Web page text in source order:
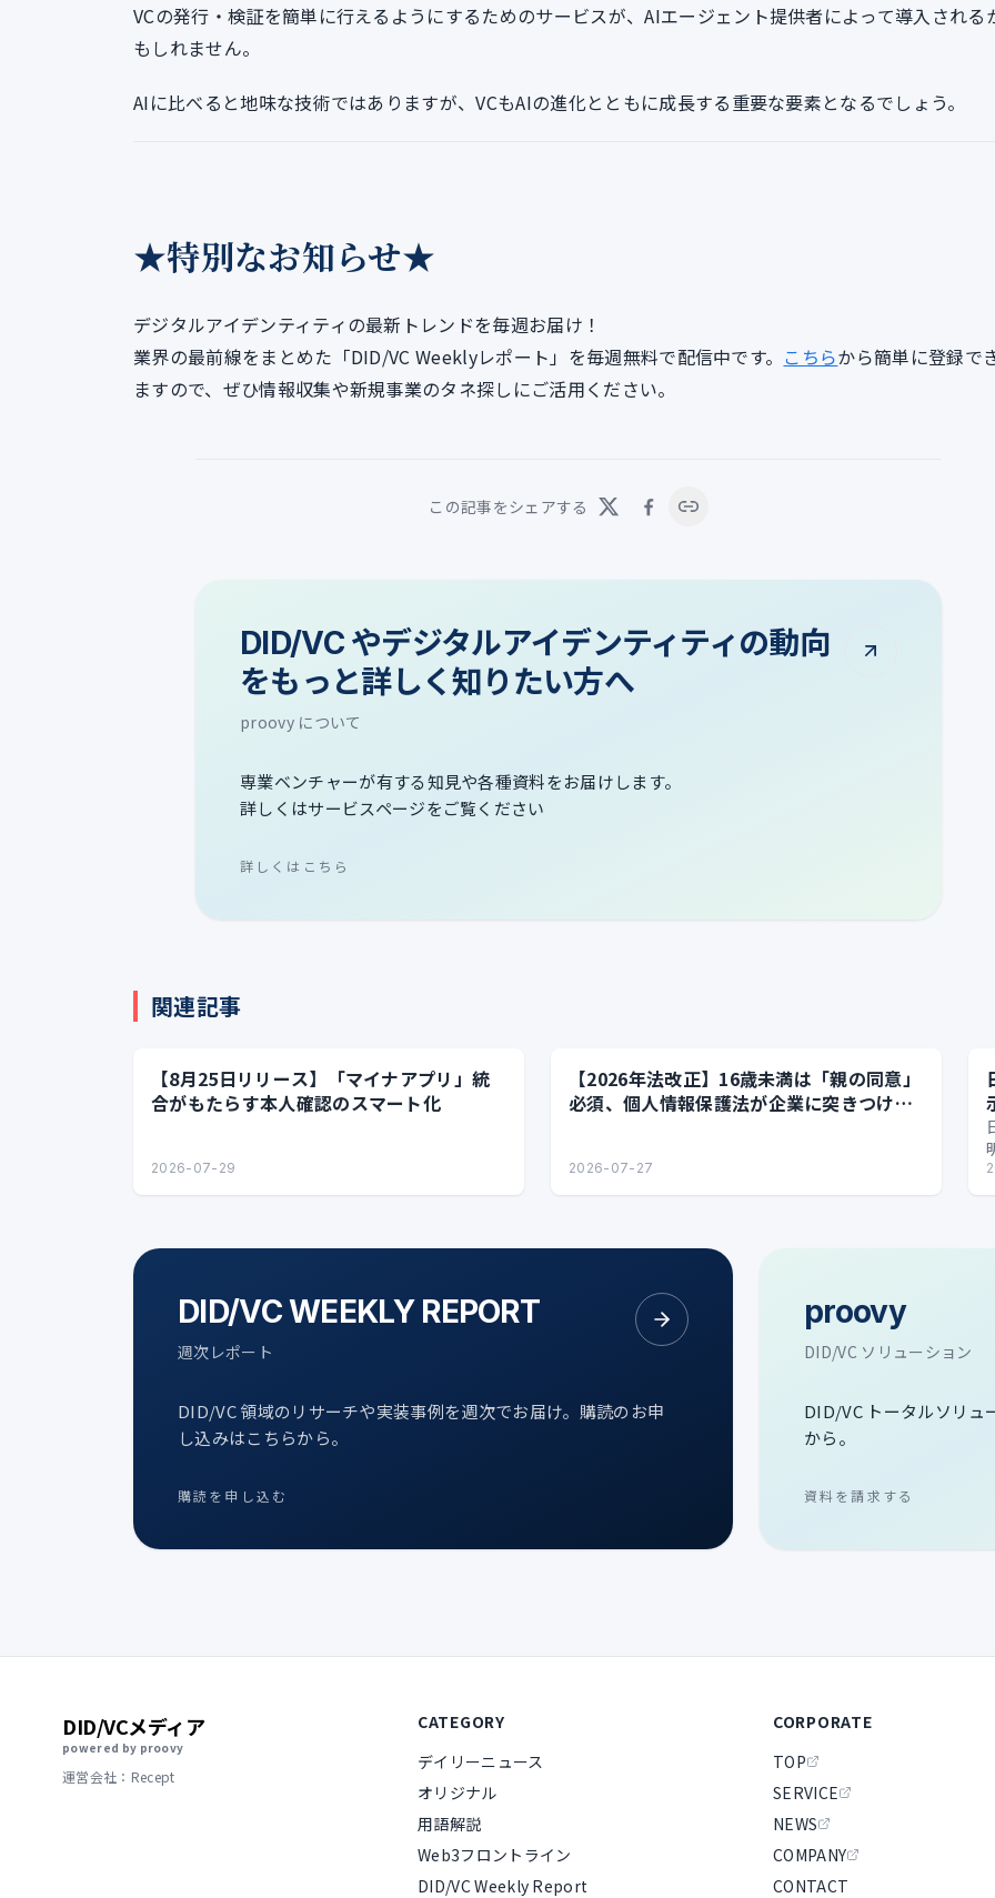
VCの発行・検証を簡単に行えるようにするためのサービスが、AIエージェント提供者によって導入される
もしれません。
AIに比べると地味な技術ではありますが、VCもAIの進化とともに成長する重要な要素となるでしょう。
★特別なお知らせ★
デジタルアイデンティティの最新トレンドを毎週お届け！
業界の最前線をまとめた「DID/VC Weeklyレポート」を毎週無料で配信中です。 こちらから簡単に登録で
ますので、ぜひ情報収集や新規事業のタネ探しにご活用ください。
この記事をシェアする
DID/VC やデジタルアイデンティティの動向
をもっと詳しく知りたい方へ
proovy について
専業ベンチャーが有する知見や各種資料をお届けします。
詳しくはサービスページをご覧ください
詳しくはこちら
関連記事
【8月25日リリース】「マイナアプリ」統
合がもたらす本人確認のスマート化
2026-07-29
【2026年法改正】16歳未満は「親の同意」
必須、個人情報保護法が企業に突きつける
2026-07-27
DID/VC WEEKLY REPORT
週次レポート
DID/VC 領域のリサーチや実装事例を週次でお届け。購読のお申
し込みはこちらから。
購読を申し込む
proovy
DID/VC ソリューション
DID/VC トータルソリ
から。
資料を請求する
DID/VCメディア
powered by proovy
運営会社：Recept
CATEGORY
デイリーニュース
オリジナル
用語解説
Web3フロントライン
DID/VC Weekly Report
CORPORATE
TOP
SERVICE
NEWS
COMPANY
CONTACT